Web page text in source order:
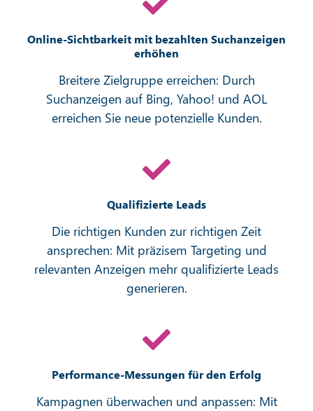
Online-Sichtbarkeit mit bezahlten Suchanzeigen
erhöhen
Breitere Zielgruppe erreichen: Durch
Suchanzeigen auf Bing, Yahoo! und AOL
erreichen Sie neue potenzielle Kunden.
Qualifizierte Leads
Die richtigen Kunden zur richtigen Zeit
ansprechen: Mit präzisem Targeting und
relevanten Anzeigen mehr qualifizierte Leads
generieren.
Performance-Messungen für den Erfolg
Kampagnen überwachen und anpassen: Mit